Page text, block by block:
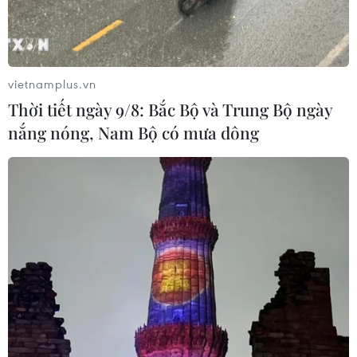
Cuộc quyết đấu giành tấm
vé bán kết duy nhất
07/08/2026 08:41
Thái Lan vẫn có thể bị loại
07/08/2026 02:29
07/08/2026 00:07
Công Phượng gặp thử
thách lớn trong ngày tái
xuất V-League 2026/27
06/08/2026 11:49
vietnamplus.vn
Thời tiết ngày 9/8: Bắc Bộ và Trung Bộ ngày
nắng nóng, Nam Bộ có mưa dông